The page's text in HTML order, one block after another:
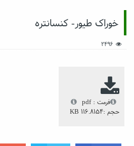
خوراک طیور- کنسانتره
2496
فرمت : pdf
حجم :116.8154 KB